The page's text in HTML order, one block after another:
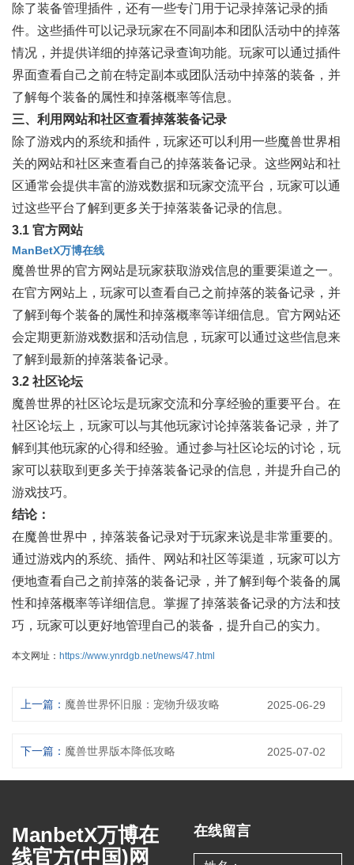
除了装备管理插件，还有一些专门用于记录掉落记录的插
件。这些插件可以记录玩家在不同副本和团队活动中的掉落
情况，并提供详细的掉落记录查询功能。玩家可以通过插件
界面查看自己之前在特定副本或团队活动中掉落的装备，并
了解每个装备的属性和掉落概率等信息。
三、利用网站和社区查看掉落装备记录
除了游戏内的系统和插件，玩家还可以利用一些魔兽世界相
关的网站和社区来查看自己的掉落装备记录。这些网站和社
区通常会提供丰富的游戏数据和玩家交流平台，玩家可以通
过这些平台了解到更多关于掉落装备记录的信息。
3.1 官方网站
ManBetX万博在线
魔兽世界的官方网站是玩家获取游戏信息的重要渠道之一。
在官方网站上，玩家可以查看自己之前掉落的装备记录，并
了解到每个装备的属性和掉落概率等详细信息。官方网站还
会定期更新游戏数据和活动信息，玩家可以通过这些信息来
了解到最新的掉落装备记录。
3.2 社区论坛
魔兽世界的社区论坛是玩家交流和分享经验的重要平台。在
社区论坛上，玩家可以与其他玩家讨论掉落装备记录，并了
解到其他玩家的心得和经验。通过参与社区论坛的讨论，玩
家可以获取到更多关于掉落装备记录的信息，并提升自己的
游戏技巧。
结论：
在魔兽世界中，掉落装备记录对于玩家来说是非常重要的。
通过游戏内的系统、插件、网站和社区等渠道，玩家可以方
便地查看自己之前掉落的装备记录，并了解到每个装备的属
性和掉落概率等详细信息。掌握了掉落装备记录的方法和技
巧，玩家可以更好地管理自己的装备，提升自己的实力。
本文网址： https://www.ynrdgb.net/news/47.html
上一篇： 魔兽世界怀旧服：宠物升级攻略 2025-06-29
下一篇： 魔兽世界版本降低攻略 2025-07-02
ManbetX万博在
线官方(中国)网
在线留言